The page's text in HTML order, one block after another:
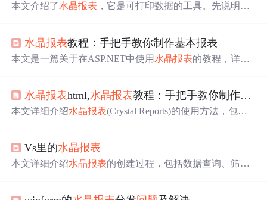
本文介绍了水晶报表 ，它是可打印数据的工具。先说明了
集、添加字段、修改属性等，最后讲解打印数据的操作及
七步流程，还提及数据下载。
水晶报表教程：手把手教你制作基本报表
本文是一篇关于在ASP.NET中使用 水晶报表的教程，详细
水晶报表html,水晶报表教程：手把手教你制作基本报表
本文详细介绍水晶报表(Crystal Reports)的使用方法，包括
Vs里的水晶报表
本文详细介绍水晶报表的创建过程，包括数据查询、筛选